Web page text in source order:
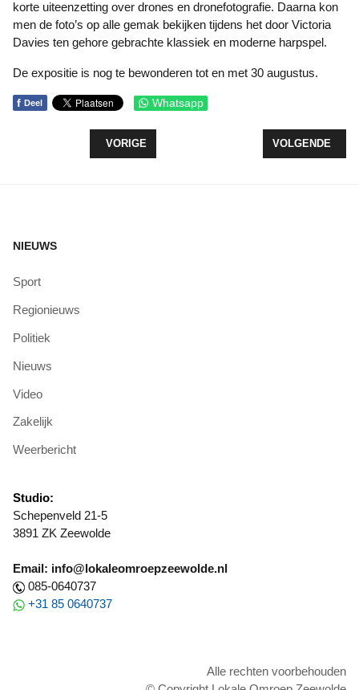
korte uiteenzetting over drones en dronefotografie. Daarna kon
men de foto’s op alle gemak bekijken tijdens het door Victoria
Davies ten gehore gebrachte klassiek en moderne harpspel.
De expositie is nog te bewonderen tot en met 30 augustus.
f Deel Whatsapp
VORIG ARTIKEL: RUIM 2100 DEELNEMERS
VORIGE VOLGENDE
VOLGENDE
NIEUWS
Sport
Regionieuws
Politiek
Nieuws
Video
Zakelijk
Weerbericht
Studio:
Schepenveld 21-5
3891 ZK Zeewolde
Email: info@lokaleomroepzeewolde.nl
085-0640737
+31 85 0640737
Alle rechten voorbehouden